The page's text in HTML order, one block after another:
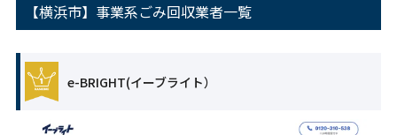
【横浜市】事業系ごみ回収業者一覧
e-BRIGHT(イーブライト）